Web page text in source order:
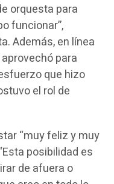
orquesta para
funcionar”,
Además, en línea
para
que hizo
el rol de
“muy feliz y muy
posibilidad es
de afuera o